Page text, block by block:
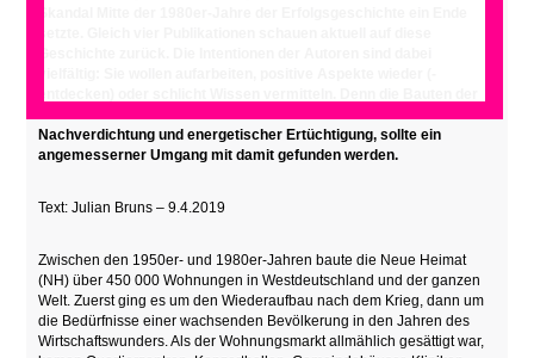
Nachverdichtung und energetischer Ertüchtigung, sollte ein
angemesserner Umgang mit damit gefunden werden.
Text: Julian Bruns – 9.4.2019
Zwischen den 1950er- und 1980er-Jahren baute die Neue Heimat
(NH) über 450 000 Wohnungen in Westdeutschland und der ganzen
Welt. Zuerst ging es um den Wiederaufbau nach dem Krieg, dann um
die Bedürfnisse einer wachsenden Bevölkerung in den Jahren des
Wirtschaftswunders. Als der Wohnungsmarkt allmählich gesättigt war,